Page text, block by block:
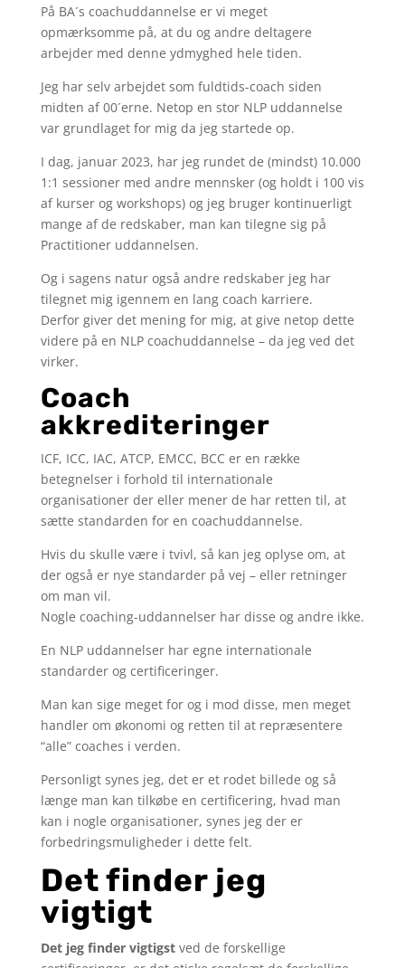
På BA´s coachuddannelse er vi meget
opmærksomme på, at du og andre deltagere
arbejder med denne ydmyghed hele tiden.
Jeg har selv arbejdet som fuldtids-coach siden
midten af 00´erne. Netop en stor NLP uddannelse
var grundlaget for mig da jeg startede op.
I dag, januar 2023, har jeg rundet de (mindst) 10.000
1:1 sessioner med andre mennsker (og holdt i 100 vis
af kurser og workshops) og jeg bruger kontinuerligt
mange af de redskaber, man kan tilegne sig på
Practitioner uddannelsen.
Og i sagens natur også andre redskaber jeg har
tilegnet mig igennem en lang coach karriere.
Derfor giver det mening for mig, at give netop dette
videre på en NLP coachuddannelse – da jeg ved det
virker.
Coach
akkrediteringer
ICF, ICC, IAC, ATCP, EMCC, BCC er en række
betegnelser i forhold til internationale
organisationer der eller mener de har retten til, at
sætte standarden for en coachuddannelse.
Hvis du skulle være i tvivl, så kan jeg oplyse om, at
der også er nye standarder på vej – eller retninger
om man vil.
Nogle coaching-uddannelser har disse og andre ikke.
En NLP uddannelser har egne internationale
standarder og certificeringer.
Man kan sige meget for og i mod disse, men meget
handler om økonomi og retten til at repræsentere
“alle” coaches i verden.
Personligt synes jeg, det er et rodet billede og så
længe man kan tilkøbe en certificering, hvad man
kan i nogle organisationer, synes jeg der er
forbedringsmuligheder i dette felt.
Det finder jeg
vigtigt
Det jeg finder vigtigst ved de forskellige